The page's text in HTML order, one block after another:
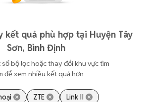
kết quả phù hợp tại Huyện Tây
Sơn, Bình Định
bộ lọc hoặc thay đổi khu vực tìm
để xem nhiều kết quả hơn
ZTE Link II